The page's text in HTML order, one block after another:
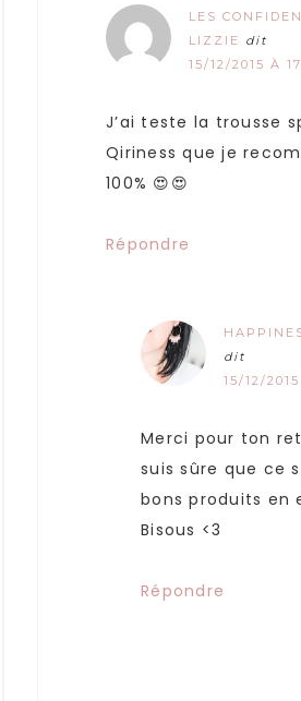
LES
LIZZIE dit
15/12/2015 À
J’ai teste la trousse
Qiriness que je
100% 😍😍
Répondre
dit
15/12/
Merci pour ton
suis sûre que ce
bons produits en
Bisous <3
Répondre